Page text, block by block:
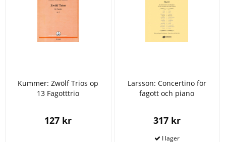
Kummer: Zwölf Trios op
13 Fagotttrio
127 kr
Larsson: Concertino för
fagott och piano
317 kr